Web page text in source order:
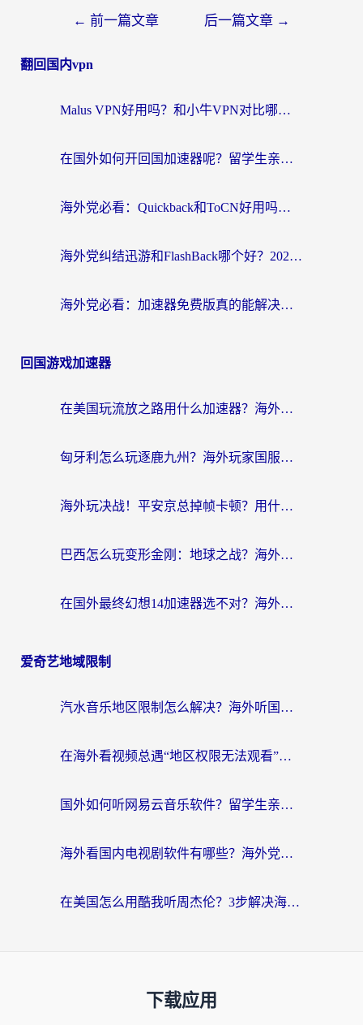
← 前一篇文章 后一篇文章 →
翻回国内vpn
Malus VPN好用吗？和小牛VPN对比哪个回国效果更好？海外党亲测实用指南
在国外如何开回国加速器呢？留学生亲测的无缝访问国内资源指南
海外党必看：Quickback和ToCN好用吗？3分钟选对回国加速器的实用指南
海外党纠结迅游和FlashBack哪个好？2026实用指南教你选对回国加速器
海外党必看：加速器免费版真的能解决回国访问难题吗？附实用选择指南
回国游戏加速器
在美国玩流放之路用什么加速器？海外党国服游戏不卡顿的终极攻略
匈牙利怎么玩逐鹿九州？海外玩家国服游戏加速器终极指南（附永劫无间荣耀新三国解决方案）
海外玩决战！平安京总掉帧卡顿？用什么加速器比较好？实测指南来了
巴西怎么玩变形金刚：地球之战？海外玩家国服游戏加速终极指南（附新诛仙延迟密室逃脱18解决办法）
在国外最终幻想14加速器选不对？海外玩家的国服游戏加速避坑指南
爱奇艺地域限制
汽水音乐地区限制怎么解决？海外听国内音乐的实用指南来了
在海外看视频总遇“地区权限无法观看”？这篇攻略帮你轻松解锁国内影视动漫
国外如何听网易云音乐软件？留学生亲测有效的回国加速方案
海外看国内电视剧软件有哪些？海外党专属追剧指南来了
在美国怎么用酷我听周杰伦？3步解决海外听歌地域限制，附QQ音乐网易云通用技巧
下载应用